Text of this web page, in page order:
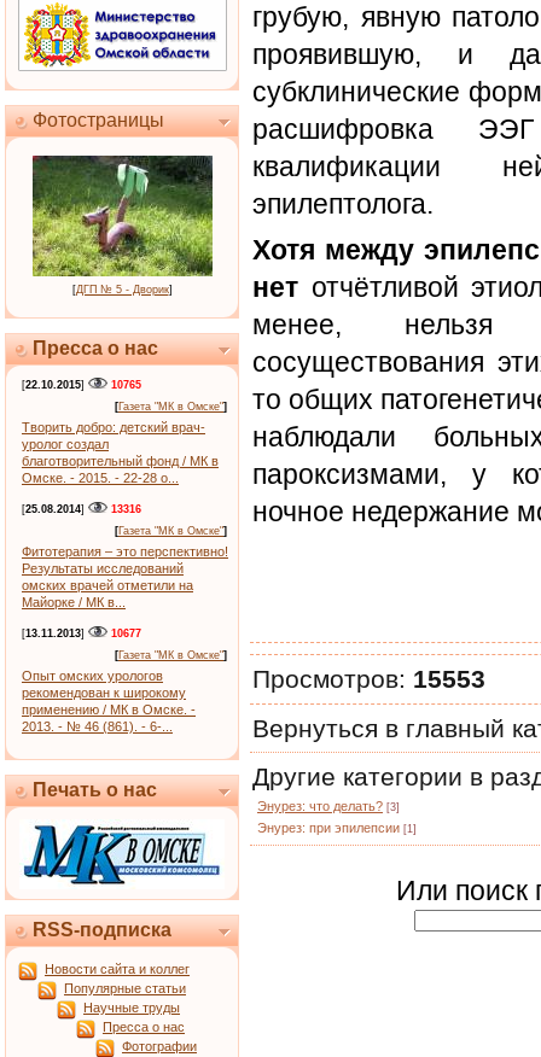
Фотостраницы
[ДГП № 5 - Дворик]
Пресса о нас
[22.10.2015]
10765
[Газета "МК в Омске"]
Творить добро: детский врач-
уролог создал
благотворительный фонд / МК в
Омске. - 2015. - 22-28 о...
[25.08.2014]
13316
[Газета "МК в Омске"]
Фитотерапия – это перспективно!
Результаты исследований
омских врачей отметили на
Майорке / МК в...
[13.11.2013]
10677
[Газета "МК в Омске"]
Опыт омских урологов
рекомендован к широкому
применению / МК в Омске. -
2013. - № 46 (861). - 6-...
Печать о нас
RSS-подписка
Новости сайта и коллег
Популярные статьи
Научные труды
Пресса о нас
Фотографии
грубую, явную
проявившую, и
субклинические
расшифровка
квалификации
эпилептолога.
Хотя между
нет отчётливой
менее, нельзя
сосуществования
то общих
наблюдали
пароксизмами, у
ночное недержание
Просмотров: 15553
Вернуться в главный
Другие категории в
Энурез: что делать? [3]
Энурез: при эпилепсии [1]
Или поиск